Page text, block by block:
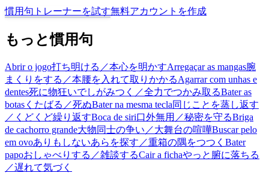
慣用句トレーナーを試す無料アカウントを作成
もっと慣用句
Abrir o jogo打ち明ける／本心を明かすArregaçar as mangas腕
まくりをする／本腰を入れて取りかかるAgarrar com unhas e
dentes死に物狂いでしがみつく／全力でつかみ取るBater as
botas くたばる／死ぬBater na mesma tecla同じことを蒸し返す
／くどくど繰り返すBoca de siri口外無用／秘密を守るBriga
de cachorro grande大物同士の争い／大舞台の喧嘩Buscar pelo
em ovoありもしないあらを探す／重箱の隅をつつく Bater
papoおしゃべりする／雑談するCair a fichaやっと腑に落ちる
／遅れて気づく